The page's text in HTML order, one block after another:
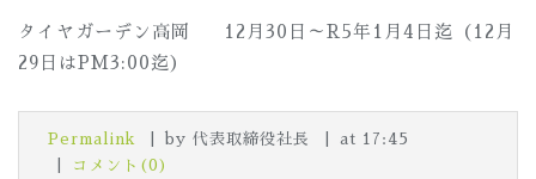
タイヤガーデン高岡 12月30日～R5年1月4日迄（12月
29日はPM3:00迄）
Permalink by 代表取締役社長
at 17:45
コメント(0)